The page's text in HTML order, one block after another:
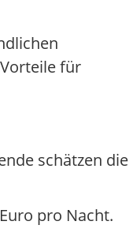
für
schätzen die
pro Nacht.